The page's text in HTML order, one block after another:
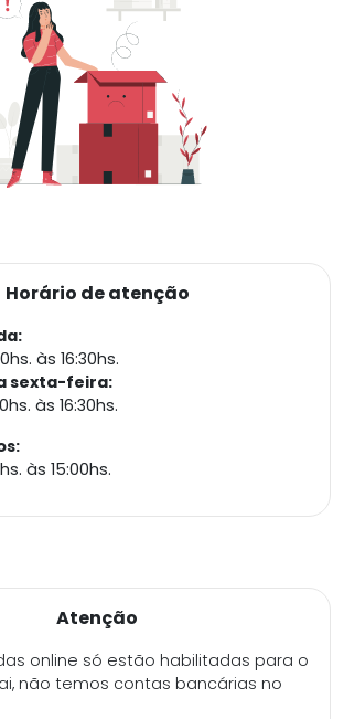
Horário de atenção
às 16:30hs.
sexta-feira:
às 16:30hs.
às 15:00hs.
Atenção
online só estão habilitadas para o
não temos contas bancárias no